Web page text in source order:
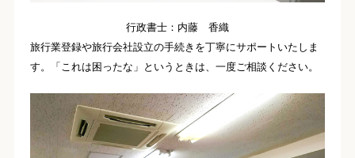
行政書士：内藤 香織
旅行業登録や旅行会社設立の手続きを丁寧にサポートいたしま
す。「これは困ったな」というときは、一度ご相談ください。